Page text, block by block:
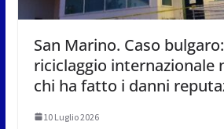
San Marino. Caso
riciclaggio internazionale
chi ha fatto i danni
10 Luglio 2026